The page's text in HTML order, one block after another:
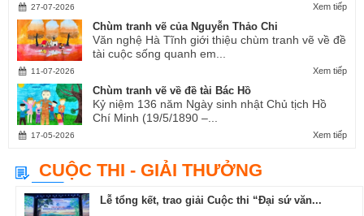
Xem tiếp
27-07-2026
Chùm tranh vẽ của Nguyễn Thảo Chi
Văn nghệ Hà Tĩnh giới thiệu chùm tranh vẽ về đề
tài cuộc sống quanh em...
Xem tiếp
11-07-2026
Chùm tranh vẽ về đề tài Bác Hồ
Kỷ niệm 136 năm Ngày sinh nhật Chủ tịch Hồ
Chí Minh (19/5/1890 –...
Xem tiếp
17-05-2026
CUỘC THI - GIẢI THƯỞNG
Lễ tổng kết, trao giải Cuộc thi “Đại sứ văn...